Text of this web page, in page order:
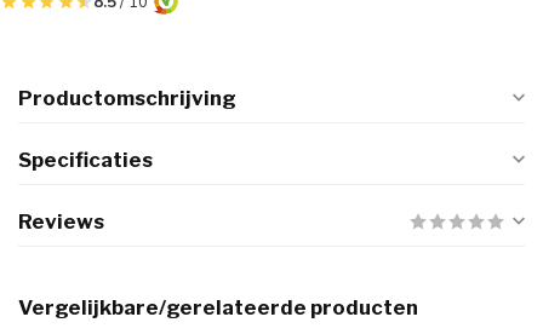
Productomschrijving
Specificaties
Reviews
Vergelijkbare/gerelateerde producten